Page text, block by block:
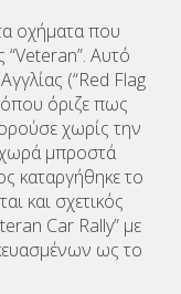
οχήματα που
Αυτό
(“Red Flag
όριζε πως
χωρίς την
μπροστά
καταργήθηκε το
και σχετικός
Car Rally” με
ως το